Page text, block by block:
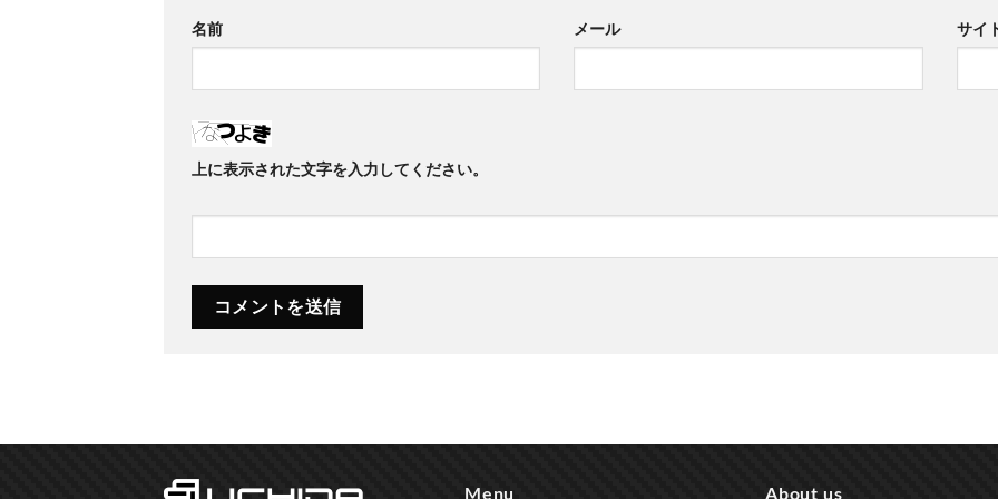
名前 メール サイ
上に表示された文字を入力してください。
Menu About us